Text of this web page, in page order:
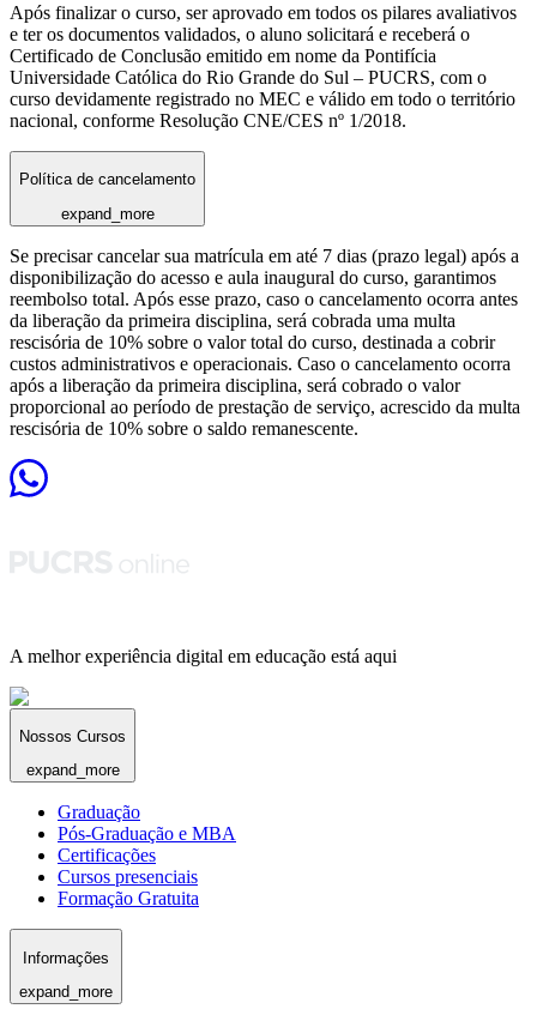
Após finalizar o curso, ser aprovado em todos os pilares avaliativos
e ter os documentos validados, o aluno solicitará e receberá o
Certificado de Conclusão emitido em nome da Pontifícia
Universidade Católica do Rio Grande do Sul – PUCRS, com o
curso devidamente registrado no MEC e válido em todo o território
nacional, conforme Resolução CNE/CES nº 1/2018.
Política de cancelamento
expand_more
Se precisar cancelar sua matrícula em até 7 dias (prazo legal) após a
disponibilização do acesso e aula inaugural do curso, garantimos
reembolso total. Após esse prazo, caso o cancelamento ocorra antes
da liberação da primeira disciplina, será cobrada uma multa
rescisória de 10% sobre o valor total do curso, destinada a cobrir
custos administrativos e operacionais. Caso o cancelamento ocorra
após a liberação da primeira disciplina, será cobrado o valor
proporcional ao período de prestação de serviço, acrescido da multa
rescisória de 10% sobre o saldo remanescente.
A melhor experiência digital em educação está aqui
Nossos Cursos
expand_more
Graduação
Pós-Graduação e MBA
Certificações
Cursos presenciais
Formação Gratuita
Informações
expand_more